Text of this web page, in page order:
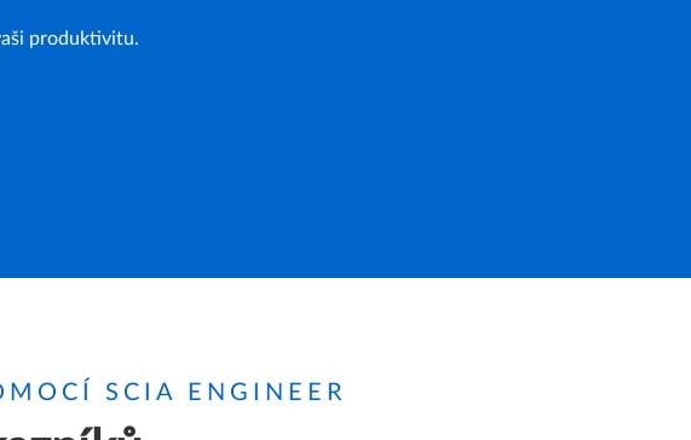
produktivitu.
SCIA ENGINEER